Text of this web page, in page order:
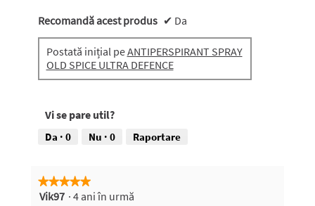
Recomandă acest produs ✔ Da
Postată inițial peANTIPERSPIRANT SPRAY
OLD SPICE ULTRA DEFENCE
Vi se pare util?
Da · 0 Nu · 0 Raportare
★★★★★
★★★★★
5
Vik97 · 4 ani în urmă